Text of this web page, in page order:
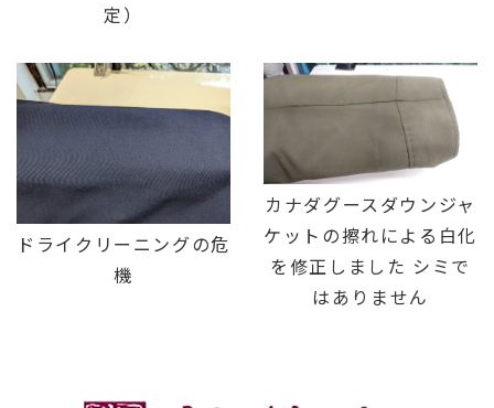
定）
ドライクリーニングの危
機
カナダグースダウンジャ
ケットの擦れによる白化
を修正しました シミで
はありません